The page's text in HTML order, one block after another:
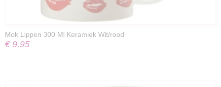
Mok Lippen 300 Ml Keramiek Wit/rood
€ 9,95